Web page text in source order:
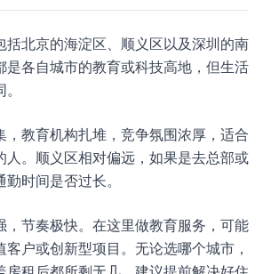
括北京的海淀区、顺义区以及深圳的南
是各自城市的教育或科技高地，但生活
，教育机构扎堆，竞争氛围浓厚，适合
人。顺义区相对偏远，如果是去总部或
时间是否过长。
，节奏极快。在这里做教育服务，可能
户或创新型项目。无论选哪个城市，